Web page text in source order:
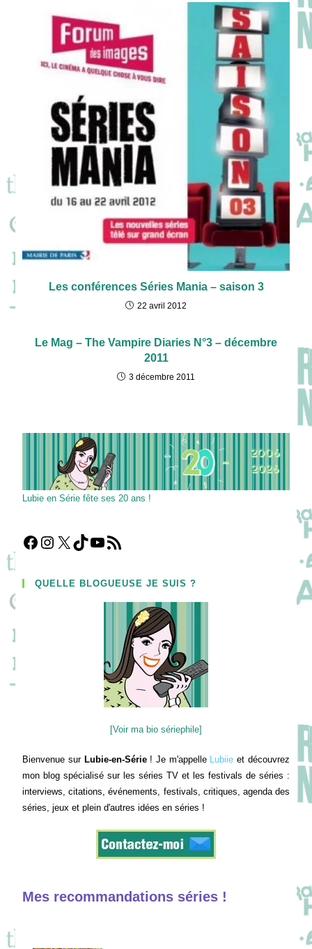
Les conférences Séries Mania – saison 3
22 avril 2012
Le Mag – The Vampire Diaries N°3 – décembre
2011
3 décembre 2011
Lubie en Série fête ses 20 ans !
Facebook
Instagram
X TikTokYouTube
Flux RSS
QUELLE BLOGUEUSE JE SUIS ?
[Voir ma bio sériephile]
Bienvenue sur Lubie-en-Série! Je m'appelle Lubiie et découvrez
mon blog spécialisé sur les séries TV et les festivals de séries :
interviews, citations, événements, festivals, critiques, agenda des
séries, jeux et plein d'autres idées en séries !
Mes recommandations séries !